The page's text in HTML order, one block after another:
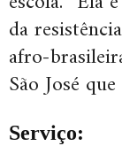
da
afro-
São José
Serviço: